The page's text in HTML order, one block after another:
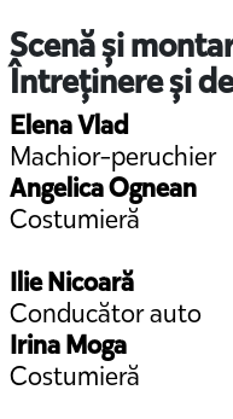
Scenă și
Întreținere și
Elena Vlad
Machior-peruchier
Angelica Ognean
Costumieră
Ilie Nicoară
Conducător auto
Irina Moga
Costumieră